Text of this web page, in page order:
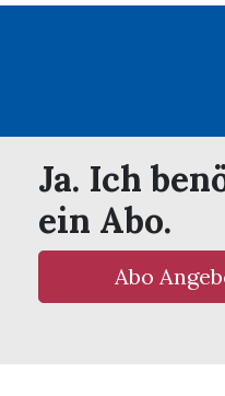
Ja. Ich
ein Abo.
Abo